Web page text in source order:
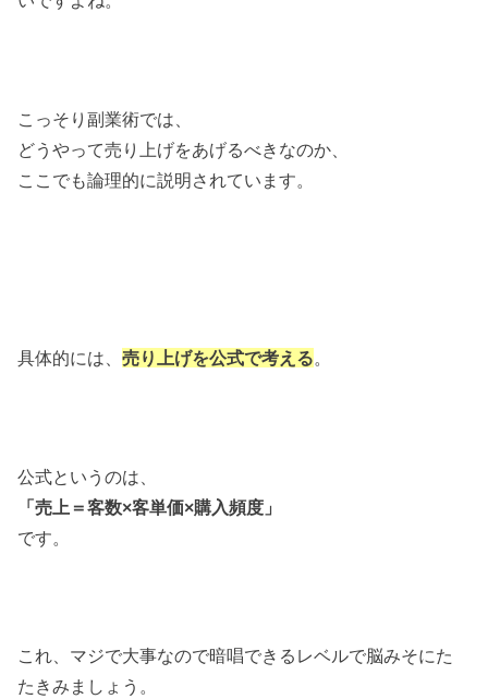
こっそり副業術では、
どうやって売り上げをあげるべきなのか、
ここでも論理的に説明されています。
具体的には、売り上げを公式で考える。
公式というのは、
「売上＝客数×客単価×購入頻度」
です。
これ、マジで大事なので暗唱できるレベルで脳みそにた
たきみましょう。